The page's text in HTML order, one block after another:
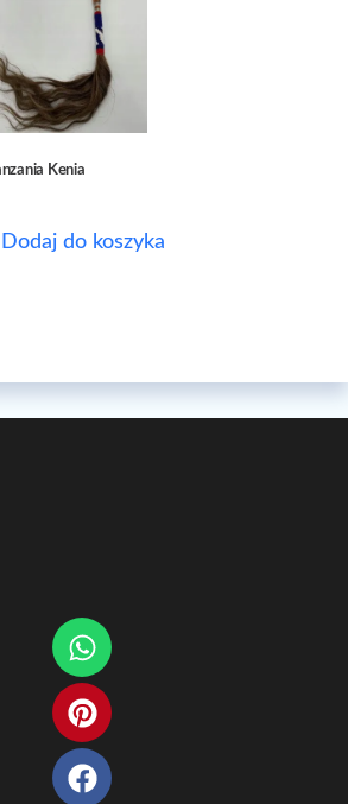
Kenia
Dodaj do koszyka